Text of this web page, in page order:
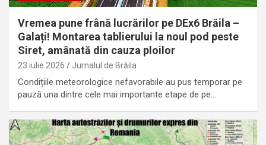
Vremea pune frână lucrărilor pe DEx6 Brăila –
Galați! Montarea tablierului la noul pod peste
Siret, amânată din cauza ploilor
23 iulie 2026 Jurnalul de Brăila
Condițiile meteorologice nefavorabile au pus temporar pe
pauză una dintre cele mai importante etape de pe…